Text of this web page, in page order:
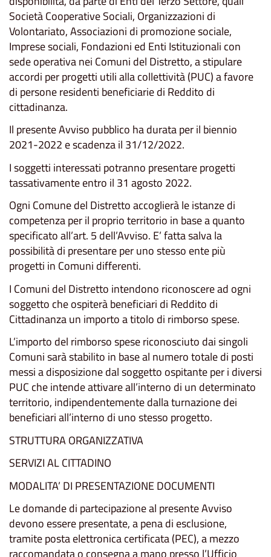
Società Cooperative Sociali, Organizzazioni di
Volontariato, Associazioni di promozione sociale,
Imprese sociali, Fondazioni ed Enti Istituzionali con
sede operativa nei Comuni del Distretto, a stipulare
accordi per progetti utili alla collettività (PUC) a favore
di persone residenti beneficiarie di Reddito di
cittadinanza.
Il presente Avviso pubblico ha durata per il biennio
2021-2022 e scadenza il 31/12/2022.
I soggetti interessati potranno presentare progetti
tassativamente entro il 31 agosto 2022.
Ogni Comune del Distretto accoglierà le istanze di
competenza per il proprio territorio in base a quanto
specificato all’art. 5 dell’Avviso. E’ fatta salva la
possibilità di presentare per uno stesso ente più
progetti in Comuni differenti.
I Comuni del Distretto intendono riconoscere ad ogni
soggetto che ospiterà beneficiari di Reddito di
Cittadinanza un importo a titolo di rimborso spese.
L’importo del rimborso spese riconosciuto dai singoli
Comuni sarà stabilito in base al numero totale di posti
messi a disposizione dal soggetto ospitante per i diversi
PUC che intende attivare all’interno di un determinato
territorio, indipendentemente dalla turnazione dei
beneficiari all’interno di uno stesso progetto.
STRUTTURA ORGANIZZATIVA
SERVIZI AL CITTADINO
MODALITA’ DI PRESENTAZIONE DOCUMENTI
Le domande di partecipazione al presente Avviso
devono essere presentate, a pena di esclusione,
tramite posta elettronica certificata (PEC), a mezzo